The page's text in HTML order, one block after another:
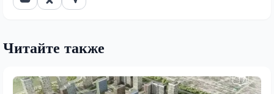
Читайте также